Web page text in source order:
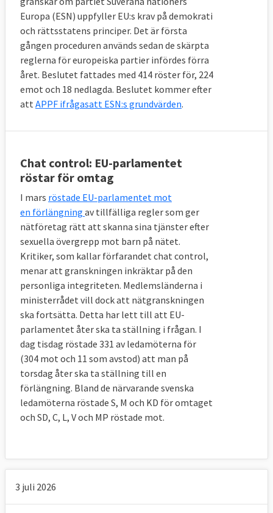
Europa (ESN) uppfyller EU:s krav på demokrati
och rättsstatens principer. Det är första
gången proceduren används sedan de skärpta
reglerna för europeiska partier infördes förra
året. Beslutet fattades med 414 röster för, 224
emot och 18 nedlagda. Beslutet kommer efter
att APPF ifrågasatt ESN:s grundvärden.
Chat control: EU-parlamentet
röstar för omtag
I mars röstade EU-parlamentet mot
en förlängning av tillfälliga regler som ger
nätföretag rätt att skanna sina tjänster efter
sexuella övergrepp mot barn på nätet.
Kritiker, som kallar förfarandet chat control,
menar att granskningen inkräktar på den
personliga integriteten. Medlemsländerna i
ministerrådet vill dock att nätgranskningen
ska fortsätta. Detta har lett till att EU-
parlamentet åter ska ta ställning i frågan. I
dag tisdag röstade 331 av ledamöterna för
(304 mot och 11 som avstod) att man på
torsdag åter ska ta ställning till en
förlängning. Bland de närvarande svenska
ledamöterna röstade S, M och KD för omtaget
och SD, C, L, V och MP röstade mot.
3 juli 2026